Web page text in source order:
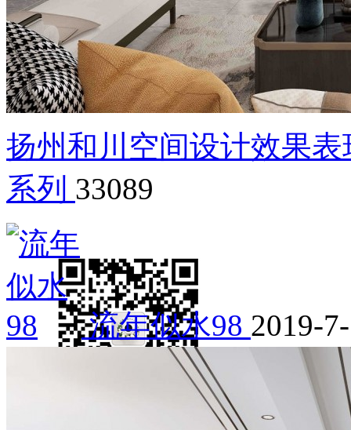
扬州和川空间设计效果
系列 33089
流年似水98 2019-